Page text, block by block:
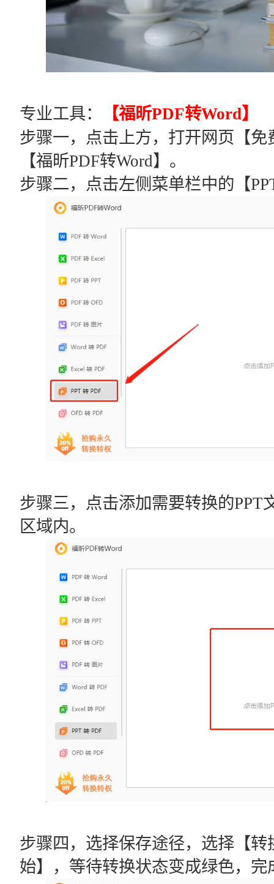
专业工具：
【福昕PDF转Word】
步骤一，点击上方，打开网页【
【福昕PDF转Word】。
步骤二，点击左侧菜单栏中的【
步骤三，点击添加需要转换的PPT
区域内。
步骤四，选择保存途径，选择【
始】，等待转换状态变成绿色，完